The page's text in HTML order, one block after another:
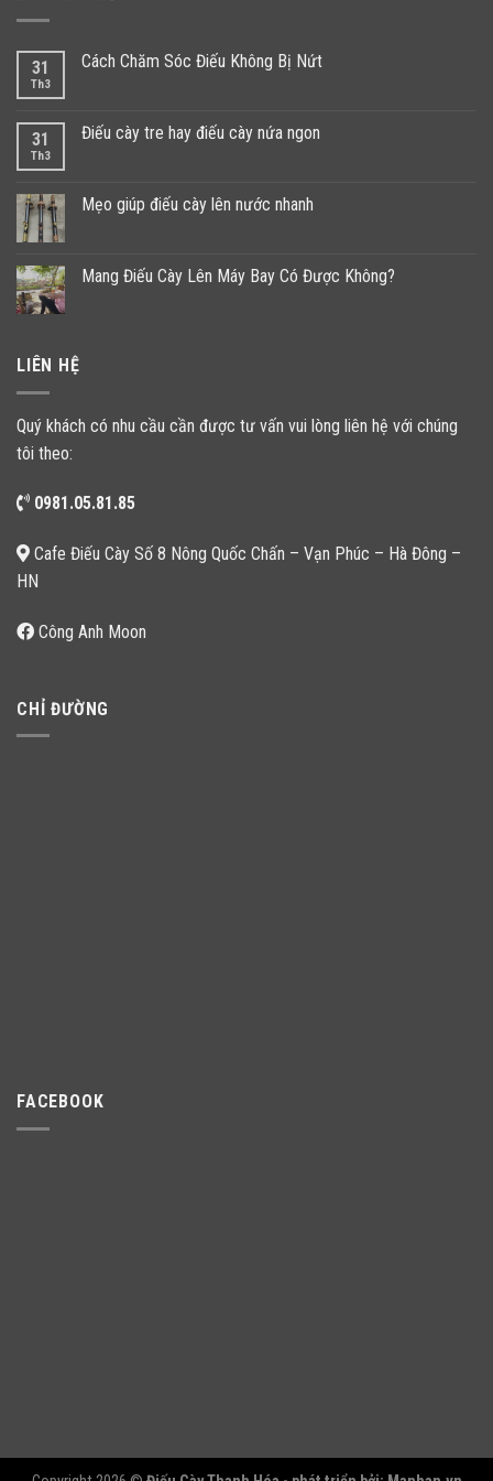
31
Th3
Cách Chăm Sóc Điếu Không Bị Nứt
31
Th3
Điếu cày tre hay điếu cày nứa ngon
Mẹo giúp điếu cày lên nước nhanh
Mang Điếu Cày Lên Máy Bay Có Được Không?
LIÊN HỆ
Quý khách có nhu cầu cần được tư vấn vui lòng liên hệ với chúng
tôi theo:
0981.05.81.85
Cafe Điếu Cày Số 8 Nông Quốc Chấn – Vạn Phúc – Hà Đông –
HN
Công Anh Moon
CHỈ ĐƯỜNG
FACEBOOK